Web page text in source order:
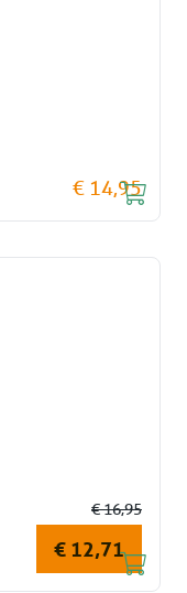
€ 14,95
€ 16,95
€ 12,71